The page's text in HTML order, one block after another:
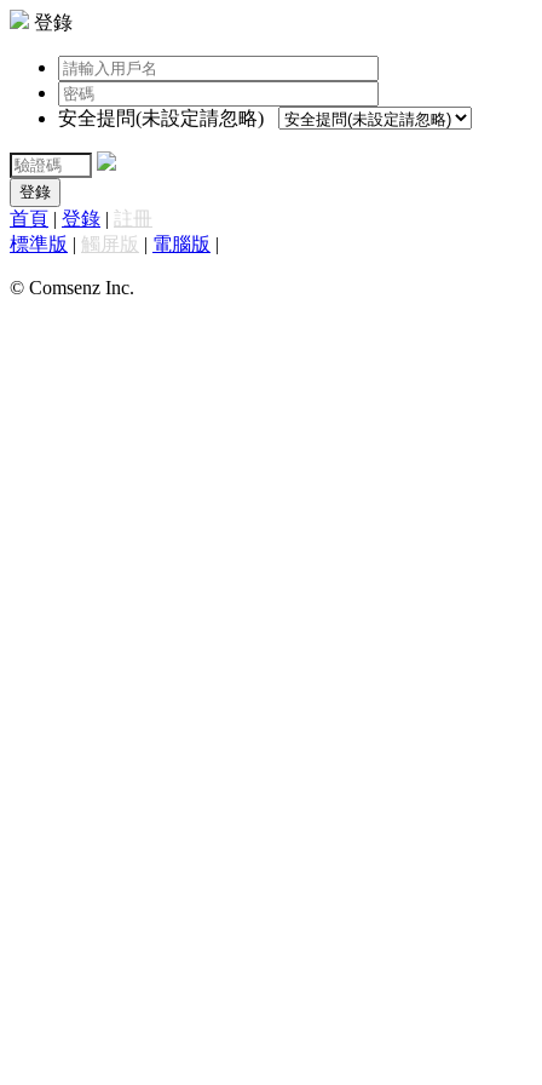
登錄
安全提問(未設定請忽略)
登錄
首頁 | 登錄 | 註冊
標準版 | 觸屏版 | 電腦版 |
© Comsenz Inc.